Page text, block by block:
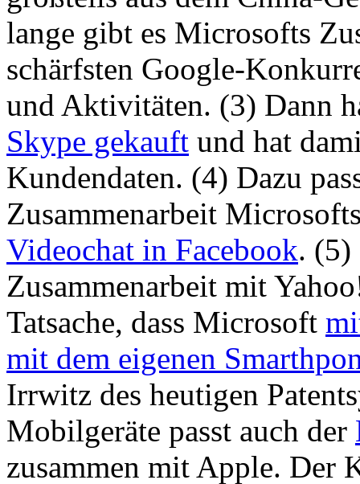
lange gibt es Microsofts
schärfsten Google-
und Aktivitäten. (3) Dann
Skype gekauft und hat
Kundendaten. (4) Dazu
Zusammenarbeit
Videochat in Facebook. (5)
Zusammenarbeit mit
Tatsache, dass Microsoft
mit dem eigenen
Irrwitz des heutigen
Mobilgeräte passt auch der
zusammen mit Apple. Der